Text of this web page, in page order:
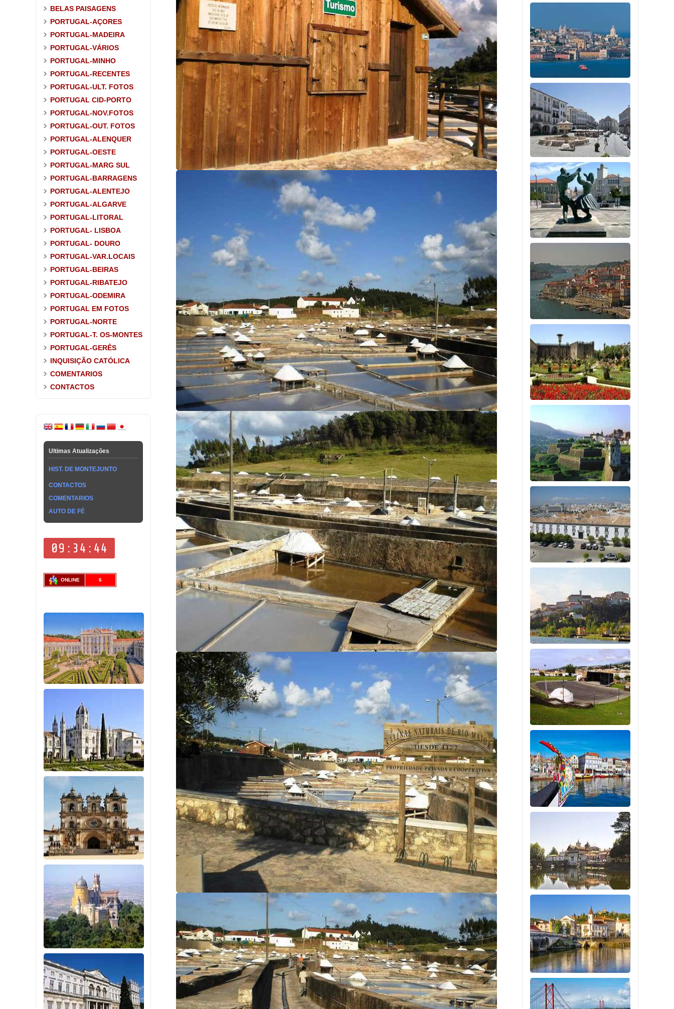
BELAS PAISAGENS
PORTUGAL-AÇORES
PORTUGAL-MADEIRA
PORTUGAL-VÁRIOS
PORTUGAL-MINHO
PORTUGAL-RECENTES
PORTUGAL-ULT. FOTOS
PORTUGAL CID-PORTO
PORTUGAL-NOV.FOTOS
PORTUGAL-OUT. FOTOS
PORTUGAL-ALENQUER
PORTUGAL-OESTE
PORTUGAL-MARG SUL
PORTUGAL-BARRAGENS
PORTUGAL-ALENTEJO
PORTUGAL-ALGARVE
PORTUGAL-LITORAL
PORTUGAL- LISBOA
PORTUGAL- DOURO
PORTUGAL-VAR.LOCAIS
PORTUGAL-BEIRAS
PORTUGAL-RIBATEJO
PORTUGAL-ODEMIRA
PORTUGAL EM FOTOS
PORTUGAL-NORTE
PORTUGAL-T. OS-MONTES
PORTUGAL-GERÊS
INQUISIÇÃO CATÓLICA
COMENTARIOS
CONTACTOS
Ultimas Atualizações
HIST. DE MONTEJUNTO
CONTACTOS
COMENTARIOS
AUTO DE FÉ
ONLINE 6